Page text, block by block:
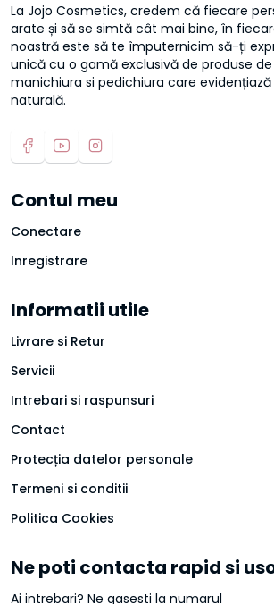
La Jojo Cosmetics, credem că fiecare
arate și să se simtă cât mai bine, în
noastră este să te împuternicim să-ți
unică cu o gamă exclusivă de produse
manichiura si pedichiura care
naturală.
Contul meu
Conectare
Inregistrare
Informatii utile
Livrare si Retur
Servicii
Intrebari si raspunsuri
Contact
Protecția datelor personale
Termeni si conditii
Politica Cookies
Ne poti contacta rapid si
Ai intrebari? Ne gasesti la numarul